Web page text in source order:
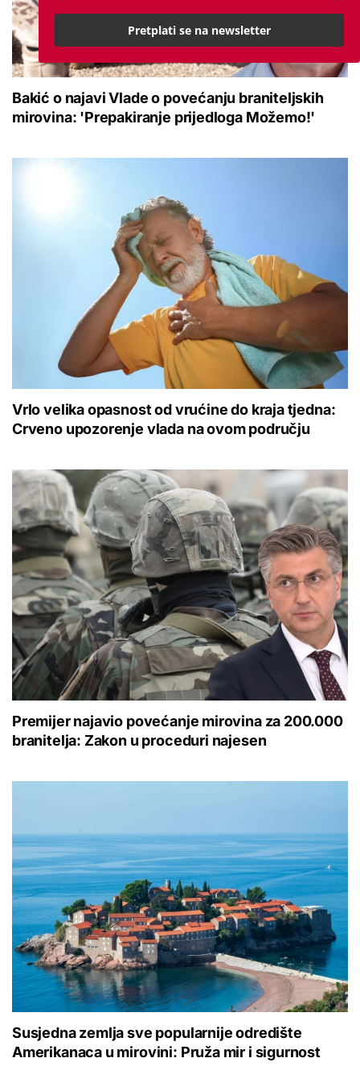
Bakić o najavi Vlade o povećanju braniteljskih
mirovina: 'Prepakiranje prijedloga Možemo!'
Vrlo velika opasnost od vrućine do kraja tjedna:
Crveno upozorenje vlada na ovom području
Premijer najavio povećanje mirovina za 200.000
branitelja: Zakon u proceduri najesen
Susjedna zemlja sve popularnije odredište
Amerikanaca u mirovini: Pruža mir i sigurnost
Pretplati se na newsletter